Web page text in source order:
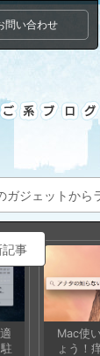
問い合わせ
ジェットから
記事
Mac使
ょう！